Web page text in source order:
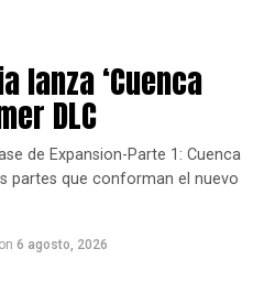
lanza ‘Cuenca
DLC
de Expansion-Parte 1: Cuenca
partes que conforman el nuevo
on 6 agosto, 2026